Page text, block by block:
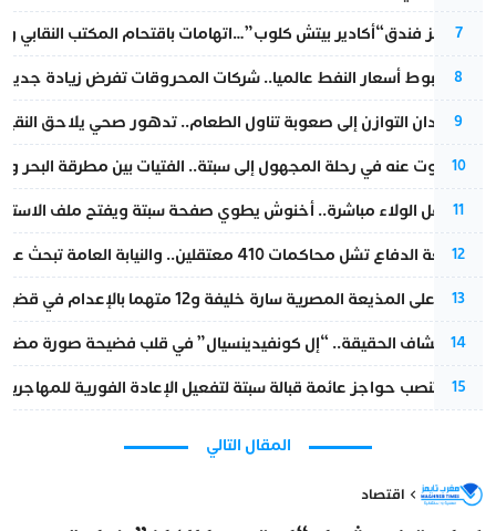
7
أزمة تهز فندق“أكادير بيتش كلوب”…اتهامات باقتحام المكتب النقابي
8
رغم هبوط أسعار النفط عالميا.. شركات المحروقات تفرض زيادة
9
من فقدان التوازن إلى صعوبة تناول الطعام.. تدهور صحي يلاحق النقيب
10
المسكوت عنه في رحلة المجهول إلى سبتة.. الفتيات بين مطرقة البحر
11
بعد حفل الولاء مباشرة.. أخنوش يطوي صفحة سبتة ويفتح ملف
12
مقاطعة الدفاع تشل محاكمات 410 معتقلين.. والنيابة العامة تبحث عن حل قانوني
13
الحكم على المذيعة المصرية سارة خليفة و12 متهما بالإعدام في قضية هزت بلاد الفراعنة
14
بعد انكشاف الحقيقة.. “إل كونفيدينسيال” في قلب فضيحة صورة
15
إسبانيا تنصب حواجز عائمة قبالة سبتة لتفعيل الإعادة الفورية للمهاجرين
المقال التالي
اقتصاد